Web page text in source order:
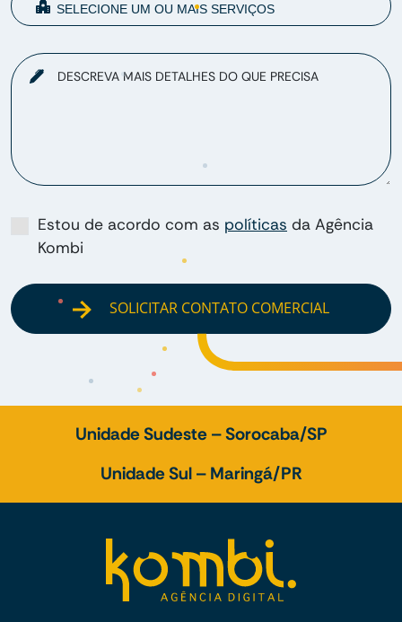
DESCREVA MAIS DETALHES DO QUE PRECISA
Estou de acordo com as políticas da Agência
Kombi
SOLICITAR CONTATO COMERCIAL
Unidade Sudeste – Sorocaba/SP
Unidade Sul – Maringá/PR